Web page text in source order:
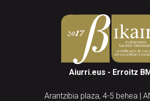
Aiurri.eus - Erroitz
Arantzibia plaza, 4-5 behea |